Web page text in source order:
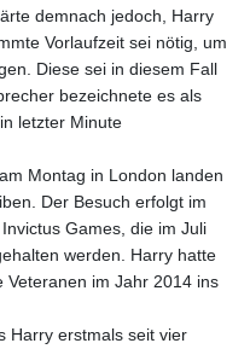
demnach jedoch, Harry
Vorlaufzeit sei nötig, um
Diese sei in diesem Fall
bezeichnete es als
letzter Minute
Montag in London landen
Der Besuch erfolgt im
Games, die im Juli
werden. Harry hatte
im Jahr 2014 ins
Harry erstmals seit vier